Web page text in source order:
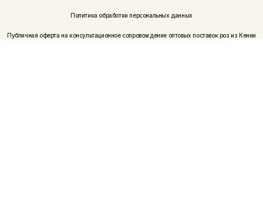
Политика обработки персональных данных
Публичная оферта на консультационное сопровождение оптовых поставок роз из Кении